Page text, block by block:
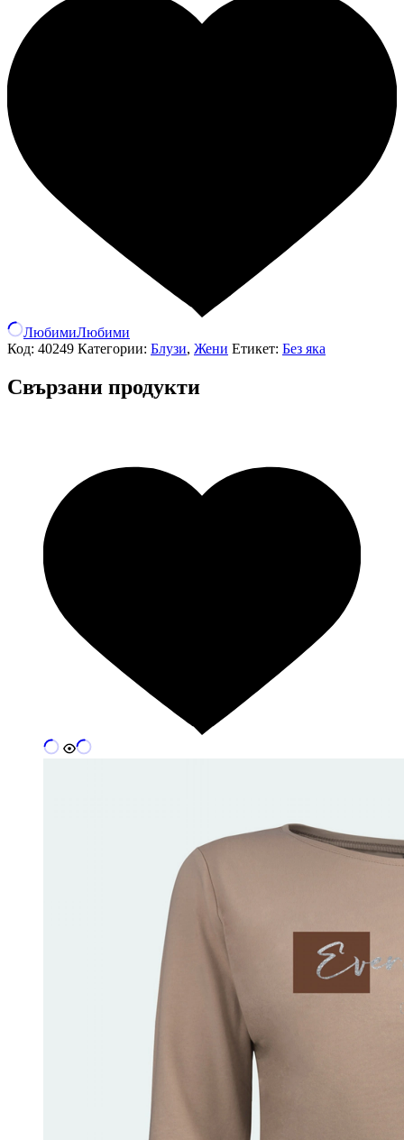
ЛюбимиЛюбими
Код: 40249 Категории: Блузи, Жени Етикет: Без яка
Свързани продукти